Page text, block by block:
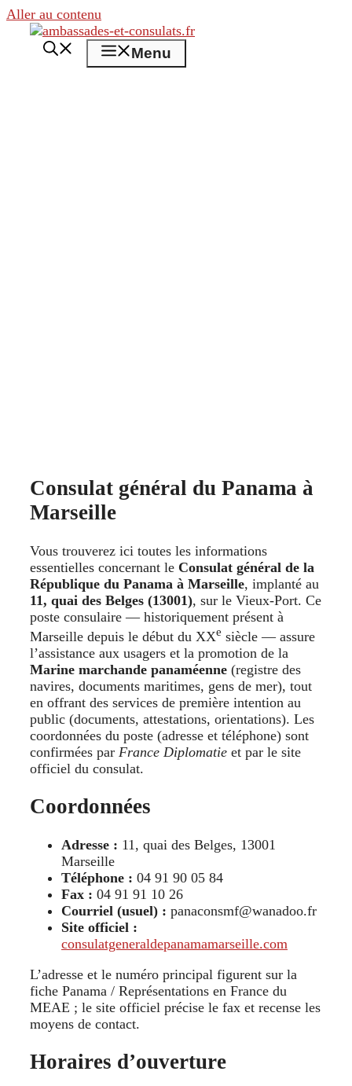
Aller au contenu
Menu
Consulat général du Panama à
Marseille
Vous trouverez ici toutes les informations
essentielles concernant le Consulat général de la
République du Panama à Marseille, implanté au
11, quai des Belges (13001), sur le Vieux-Port. Ce
poste consulaire — historiquement présent à
Marseille depuis le début du XXe siècle — assure
l’assistance aux usagers et la promotion de la
Marine marchande panaméenne (registre des
navires, documents maritimes, gens de mer), tout
en offrant des services de première intention au
public (documents, attestations, orientations). Les
coordonnées du poste (adresse et téléphone) sont
confirmées par France Diplomatie et par le site
officiel du consulat.
Coordonnées
Adresse : 11, quai des Belges, 13001
Marseille
Téléphone : 04 91 90 05 84
Fax : 04 91 91 10 26
Courriel (usuel) : panaconsmf@wanadoo.fr
Site officiel :
consulatgeneraldepanamamarseille.com
L’adresse et le numéro principal figurent sur la
fiche Panama / Représentations en France du
MEAE ; le site officiel précise le fax et recense les
moyens de contact.
Horaires d’ouverture